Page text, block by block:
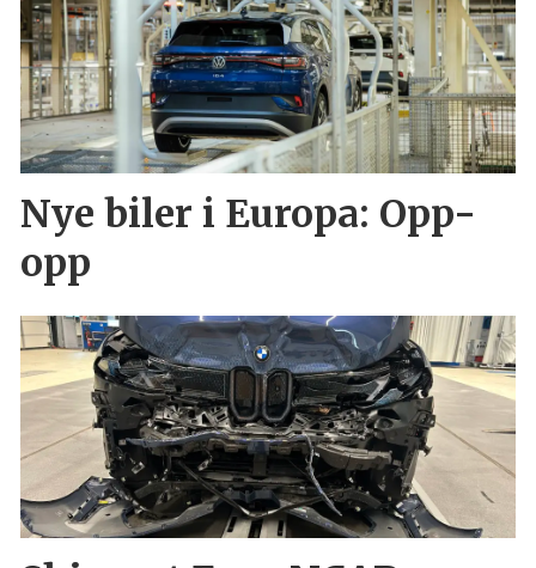
Nye biler i Europa: Opp-
opp